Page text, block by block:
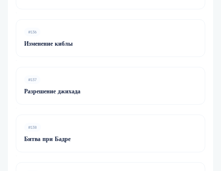
#136
Изменение киблы
#137
Разрешение джихада
#138
Битва при Бадре